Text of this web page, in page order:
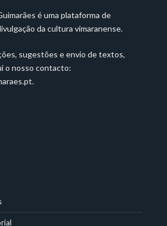
é uma plataforma de
da cultura vimaranense.
sugestões e envio de textos,
o nosso contacto:
.